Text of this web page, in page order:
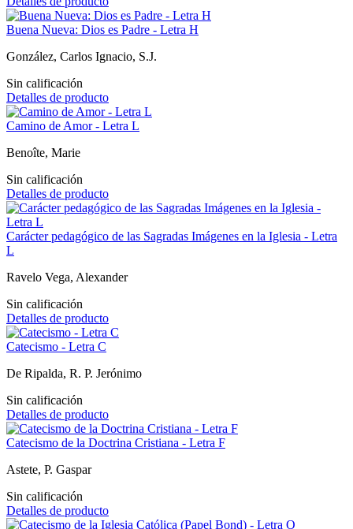
Buena Nueva: Dios es Padre - Letra H
González, Carlos Ignacio, S.J.
Sin calificación
Detalles de producto
Camino de Amor - Letra L
Benoîte, Marie
Sin calificación
Detalles de producto
Carácter pedagógico de las Sagradas Imágenes en la Iglesia - Letra
L
Ravelo Vega, Alexander
Sin calificación
Detalles de producto
Catecismo - Letra C
De Ripalda, R. P. Jerónimo
Sin calificación
Detalles de producto
Catecismo de la Doctrina Cristiana - Letra F
Astete, P. Gaspar
Sin calificación
Detalles de producto